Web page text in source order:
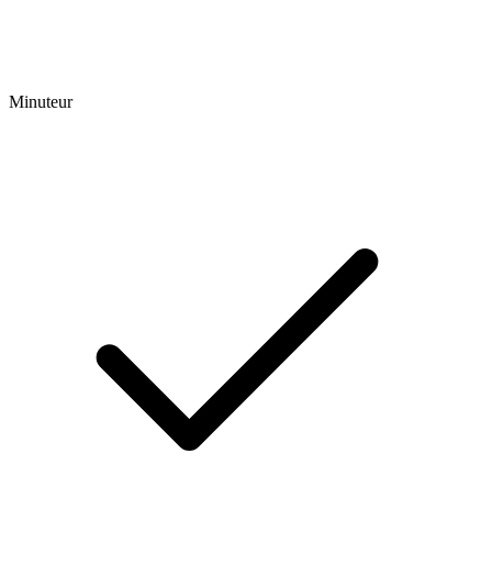
Minuteur